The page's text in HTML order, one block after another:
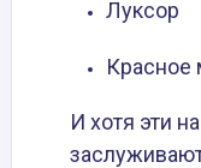
Луксор
Красное
И хотя эти